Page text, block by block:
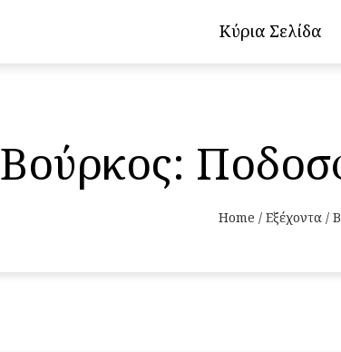
Κύρια Σελίδα
Βούρκος:
Home / Εξέχοντα /